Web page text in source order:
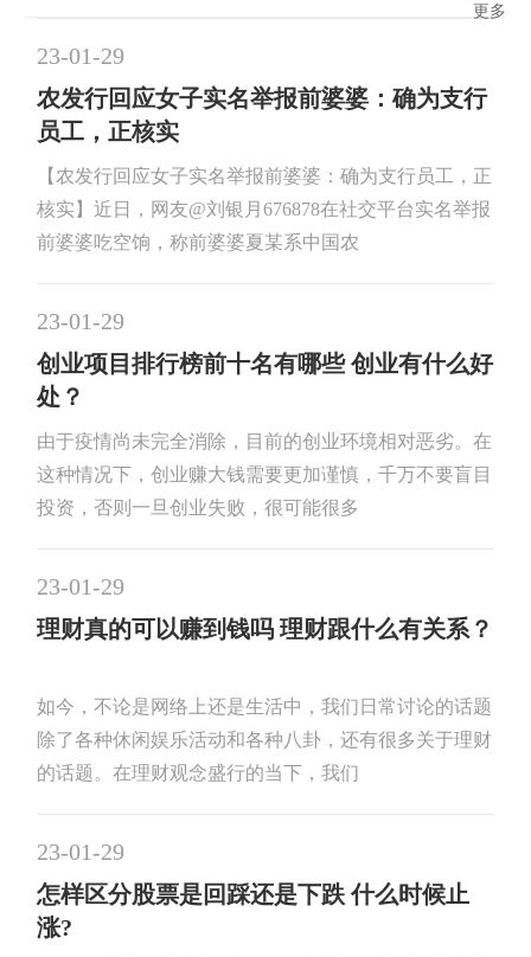
更多
23-01-29
农发行回应女子实名举报前婆婆：确为支行
员工，正核实
【农发行回应女子实名举报前婆婆：确为支行员工，正
核实】近日，网友@刘银月676878在社交平台实名举报
前婆婆吃空饷，称前婆婆夏某系中国农
23-01-29
创业项目排行榜前十名有哪些 创业有什么好
处？
由于疫情尚未完全消除，目前的创业环境相对恶劣。在
这种情况下，创业赚大钱需要更加谨慎，千万不要盲目
投资，否则一旦创业失败，很可能很多
23-01-29
理财真的可以赚到钱吗 理财跟什么有关系？
如今，不论是网络上还是生活中，我们日常讨论的话题
除了各种休闲娱乐活动和各种八卦，还有很多关于理财
的话题。在理财观念盛行的当下，我们
23-01-29
怎样区分股票是回踩还是下跌 什么时候止
涨?